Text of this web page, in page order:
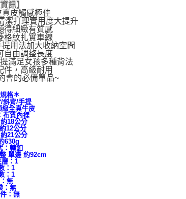
訊】
皮觸感極佳
潔打理實用度大提升
得細緻有質感
格紋扎實車線
用法加大收納空間
自由調整長度
滿足女孩多種背法
件，高級耐用
會的必備單品~
格＊
斜背/手提
級全真牛皮
布質內裡
18公分
12公分
21公分
630g
：轉釦
單邊 約92cm
層：1
：1
：1
無
：無
：無